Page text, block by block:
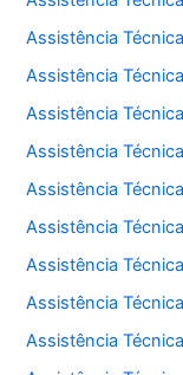
Assistência
Assistência
Assistência
Assistência
Assistência
Assistência
Assistência
Assistência
Assistência